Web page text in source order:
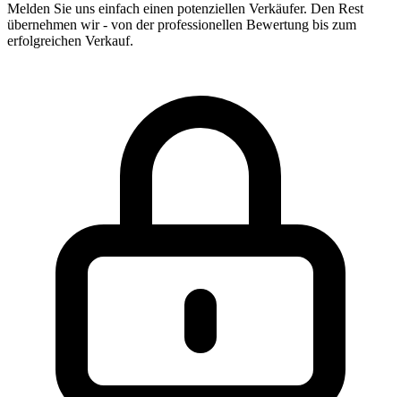
Melden Sie uns einfach einen potenziellen Verkäufer. Den Rest
übernehmen wir - von der professionellen Bewertung bis zum
erfolgreichen Verkauf.